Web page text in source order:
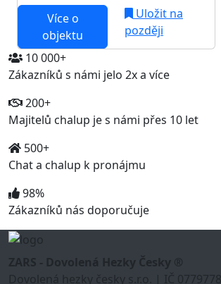
Více o
objektu
Uložit na
později
10 000+
Zákazníků s námi jelo 2x a více
200+
Majitelů chalup je s námi přes 10 let
500+
Chat a chalup k pronájmu
98%
Zákazníků nás doporučuje
ZARS - Dovolená Hezky Česky ®
Dovolená hezky česky s.r.o. | IČ 07797788